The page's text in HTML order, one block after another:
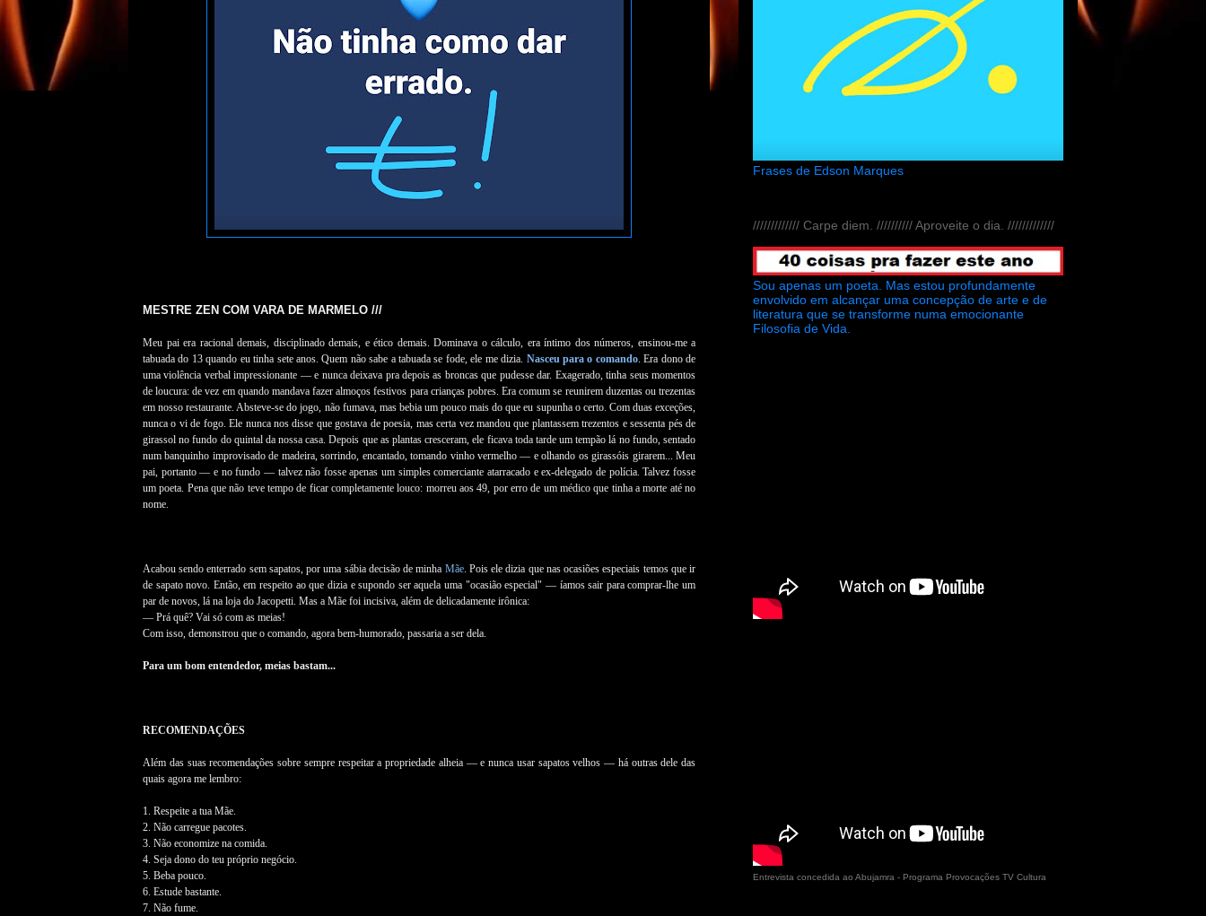
MESTRE ZEN COM VARA DE MARMELO ///
Meu pai era racional demais, disciplinado demais, e ético demais. Dominava o cálculo, era íntimo dos números, ensinou-me a
tabuada do 13 quando eu tinha sete anos. Quem não sabe a tabuada se fode, ele me dizia. Nasceu para o comando. Era dono de
uma violência verbal impressionante — e nunca deixava pra depois as broncas que pudesse dar. Exagerado, tinha seus momentos
de loucura: de vez em quando mandava fazer almoços festivos para crianças pobres. Era comum se reunirem duzentas ou trezentas
em nosso restaurante. Absteve-se do jogo, não fumava, mas bebia um pouco mais do que eu supunha o certo. Com duas exceções,
nunca o vi de fogo. Ele nunca nos disse que gostava de poesia, mas certa vez mandou que plantassem trezentos e sessenta pés de
girassol no fundo do quintal da nossa casa. Depois que as plantas cresceram, ele ficava toda tarde um tempão lá no fundo, sentado
num banquinho improvisado de madeira, sorrindo, encantado, tomando vinho vermelho — e olhando os girassóis girarem... Meu
pai, portanto — e no fundo — talvez não fosse apenas um simples comerciante atarracado e ex-delegado de polícia. Talvez fosse
um poeta. Pena que não teve tempo de ficar completamente louco: morreu aos 49, por erro de um médico que tinha a morte até no
nome.
Acabou sendo enterrado sem sapatos, por uma sábia decisão de minha Mãe. Pois ele dizia que nas ocasiões especiais temos que ir
de sapato novo. Então, em respeito ao que dizia e supondo ser aquela uma "ocasião especial" — íamos sair para comprar-lhe um
par de novos, lá na loja do Jacopetti. Mas a Mãe foi incisiva, além de delicadamente irônica:
— Prá quê? Vai só com as meias!
Com isso, demonstrou que o comando, agora bem-humorado, passaria a ser dela.
Para um bom entendedor, meias bastam...
RECOMENDAÇÕES
Além das suas recomendações sobre sempre respeitar a propriedade alheia — e nunca usar sapatos velhos — há outras dele das
quais agora me lembro:
1. Respeite a tua Mãe.
2. Não carregue pacotes.
3. Não economize na comida.
4. Seja dono do teu próprio negócio.
5. Beba pouco.
6. Estude bastante.
7. Não fume.
Frases de Edson Marques
///////////// Carpe diem. ////////// Aproveite o dia. /////////////
Sou apenas um poeta. Mas estou profundamente
envolvido em alcançar uma concepção de arte e de
literatura que se transforme numa emocionante
Filosofia de Vida.
Entrevista concedida ao Abujamra - Programa Provocações TV Cultura